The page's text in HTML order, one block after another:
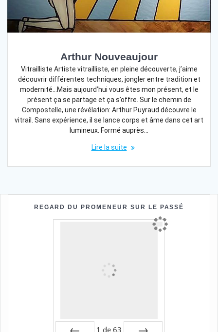
Arthur Nouveaujour
Vitrailliste Artiste vitrailliste, en pleine découverte, j’aime
découvrir différentes techniques, jongler entre tradition et
modernité…Mais aujourd’hui vous êtes mon présent, et le
présent ça se partage et ça s’offre. Sur le chemin de
Compostelle, une révélation: Arthur Puyraud découvre le
vitrail. Sans expérience, il se lance corps et âme dans cet art
lumineux. Formé auprès…
Lire la suite
REGARD DU PROMENEUR SUR LE PASSÉ
1 de 63